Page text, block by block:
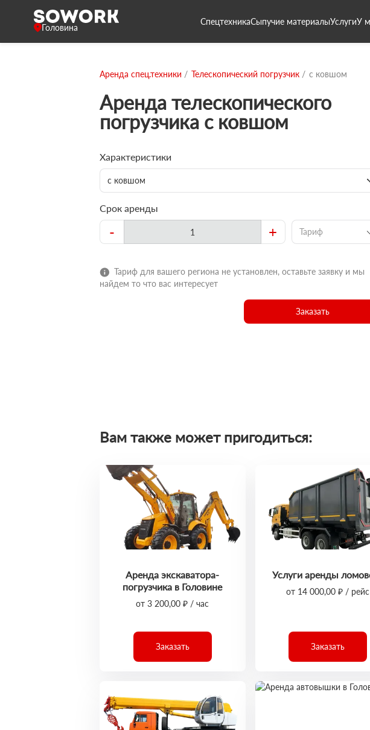
Головина
СпецтехникаСыпучие материалыУслугиУ
Аренда спец.техники Телескопический погрузчик с ковшом
Аренда телескопического
погрузчика с ковшом
Характеристики
с ковшом
Срок аренды
- + Тариф
Тариф для вашего региона не установлен, оставьте заявку и мы
найдем то что вас интересует
Заказать
Вам также может пригодиться:
Аренда экскаватора-
погрузчика в Головине
от 3 200,00 ₽ / час
Заказать
Услуги аренды
от 14 000,00 ₽ / рейс
Заказать